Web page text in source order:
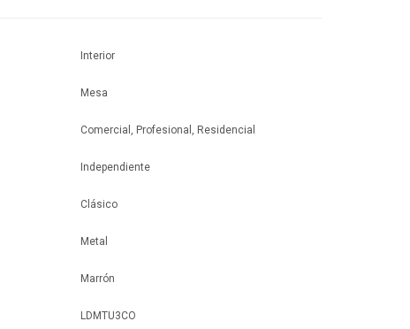
Interior
Mesa
Comercial, Profesional, Residencial
Independiente
Clásico
Metal
Marrón
LDMTU3CO